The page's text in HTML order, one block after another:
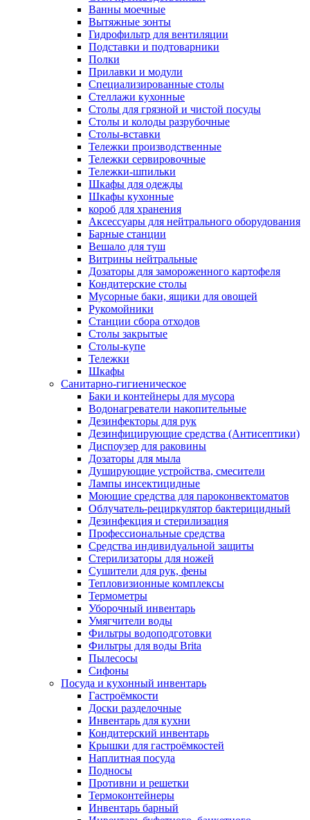
Ванны моечные
Вытяжные зонты
Гидрофильтр для вентиляции
Подставки и подтоварники
Полки
Прилавки и модули
Специализированные столы
Стеллажи кухонные
Столы для грязной и чистой посуды
Столы и колоды разрубочные
Столы-вставки
Тележки производственные
Тележки сервировочные
Тележки-шпильки
Шкафы для одежды
Шкафы кухонные
короб для хранения
Аксессуары для нейтрального оборудования
Барные станции
Вешало для туш
Витрины нейтральные
Дозаторы для замороженного картофеля
Кондитерские столы
Мусорные баки, ящики для овощей
Рукомойники
Станции сбора отходов
Столы закрытые
Столы-купе
Тележки
Шкафы
Санитарно-гигиеническое
Баки и контейнеры для мусора
Водонагреватели накопительные
Дезинфекторы для рук
Дезинфицирующие средства (Антисептики)
Диспоузер для раковины
Дозаторы для мыла
Душирующие устройства, смесители
Лампы инсектицидные
Моющие средства для пароконвектоматов
Облучатель-рециркулятор бактерицидный
Дезинфекция и стерилизация
Профессиональные средства
Средства индивидуальной защиты
Стерилизаторы для ножей
Сушители для рук, фены
Тепловизионные комплексы
Термометры
Уборочный инвентарь
Умягчители воды
Фильтры водоподготовки
Фильтры для воды Brita
Пылесосы
Сифоны
Посуда и кухонный инвентарь
Гастроёмкости
Доски разделочные
Инвентарь для кухни
Кондитерский инвентарь
Крышки для гастроёмкостей
Наплитная посуда
Подносы
Противни и решетки
Термоконтейнеры
Инвентарь барный